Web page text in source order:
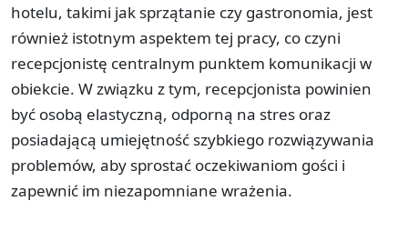
hotelu, takimi jak sprzątanie czy gastronomia, jest
również istotnym aspektem tej pracy, co czyni
recepcjonistę centralnym punktem komunikacji w
obiekcie. W związku z tym, recepcjonista powinien
być osobą elastyczną, odporną na stres oraz
posiadającą umiejętność szybkiego rozwiązywania
problemów, aby sprostać oczekiwaniom gości i
zapewnić im niezapomniane wrażenia.